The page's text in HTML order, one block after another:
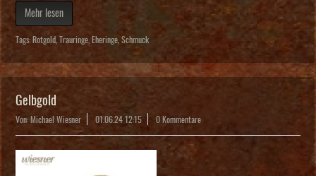
Mehr lesen
Tags: Rotgold Trauringe Eheringe Schmuck
Gelbgold
Von: Michael Wiesner 01.06.24 12:15 0 Kommentare